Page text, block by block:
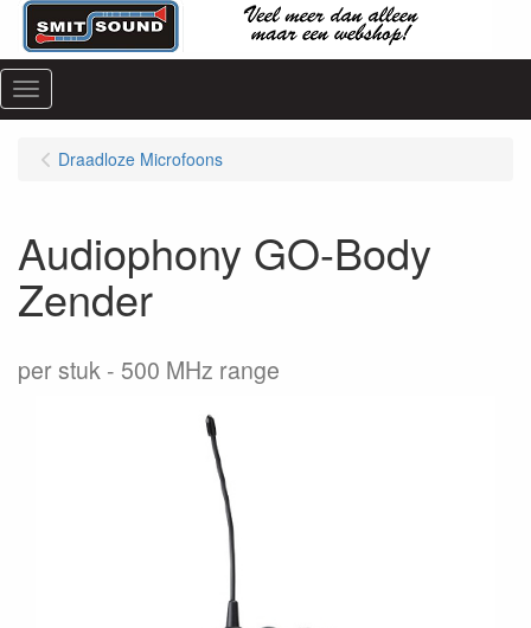
Menu
Draadloze Microfoons
Audiophony GO-Body
Zender
per stuk 500 MHz range